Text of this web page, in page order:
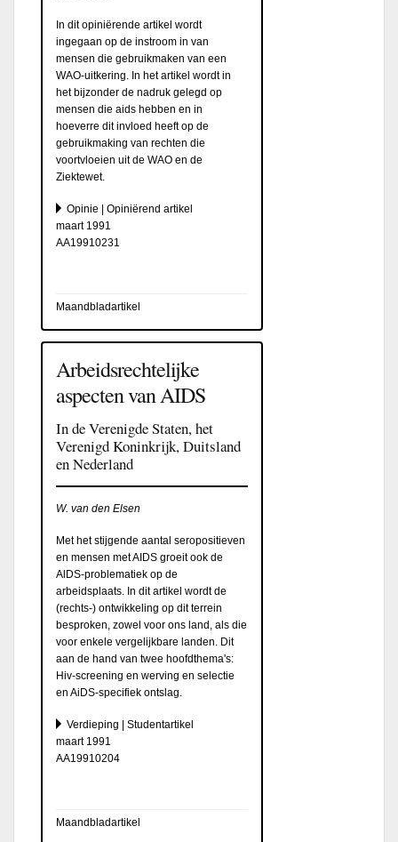
In dit opiniërende artikel wordt
ingegaan op de instroom in van
mensen die gebruikmaken van een
WAO-uitkering. In het artikel wordt in
het bijzonder de nadruk gelegd op
mensen die aids hebben en in
hoeverre dit invloed heeft op de
gebruikmaking van rechten die
voortvloeien uit de WAO en de
Ziektewet.
Opinie | Opiniërend artikel
maart 1991
AA19910231
Maandbladartikel
Arbeidsrechtelijke
aspecten van AIDS
In de Verenigde Staten, het
Verenigd Koninkrijk, Duitsland
en Nederland
W. van den Elsen
Met het stijgende aantal seropositieven
en mensen met AIDS groeit ook de
AlDS-problematiek op de
arbeidsplaats. In dit artikel wordt de
(rechts-) ontwikkeling op dit terrein
besproken, zowel voor ons land, als die
voor enkele vergelijkbare landen. Dit
aan de hand van twee hoofdthema's:
Hiv-screening en werving en selectie
en AiDS-specifiek ontslag.
Verdieping | Studentartikel
maart 1991
AA19910204
Maandbladartikel